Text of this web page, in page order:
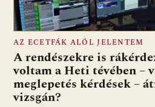
AZ ECETFÁK ALÓL JELENTEM
A rendészekre is
voltam a Heti tévében –
meglepetés kérdések –
vizsgán?